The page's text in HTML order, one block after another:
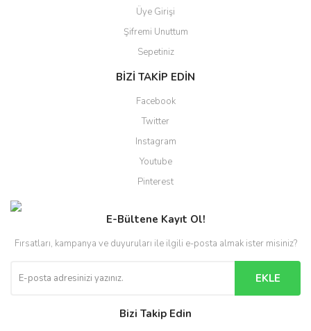
Üye Girişi
Şifremi Unuttum
Sepetiniz
BİZİ TAKİP EDİN
Facebook
Twitter
Instagram
Youtube
Pinterest
E-Bültene Kayıt Ol!
Fırsatları, kampanya ve duyuruları ile ilgili e-posta almak ister misiniz?
EKLE
Bizi Takip Edin